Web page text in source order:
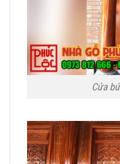
Cửa